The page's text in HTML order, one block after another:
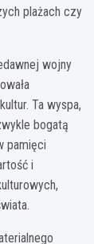
plażach czy
wojny
Ta wyspa,
bogatą
pamięci
i